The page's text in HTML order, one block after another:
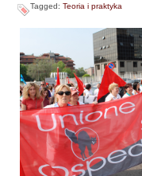
Tagged:Teoria i praktyka